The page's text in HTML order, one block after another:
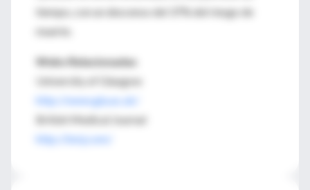
tiempo, con un descenso del 37% del riesgo de
muerte.
Webs Relacionadas
University of Glasgow
http://www.gla.ac.uk/
British Medical Journal
http://bmj.com/